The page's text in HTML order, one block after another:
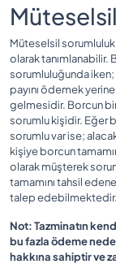
Müteselsil
olarak tanımlanabilir.
sorumluluğunda
payını ödemek
gelmesidir. Borcun bir
sorumlu kişidir. Eğer
sorumlu var ise;
kişiye borcun
olarak müşterek
tamamını tahsil
talep edebilmektedir.
Not: Tazminatın
bu fazla ödeme
hakkına sahiptir ve